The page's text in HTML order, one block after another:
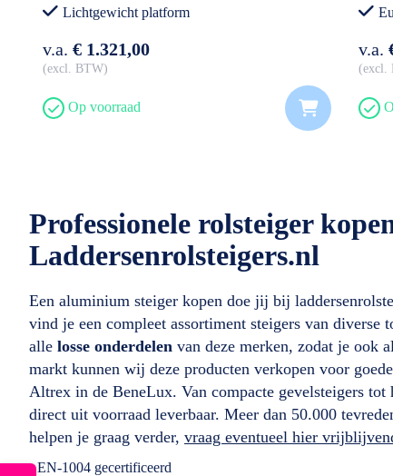
Lichtgewicht platform
v.a. € 1.321,00
excl. BTW
Op voorraad
v.a.
excl.
Professionele rolsteiger
Laddersenrolsteigers.nl
Een aluminium steiger kopen doe jij bij
vind je een compleet assortiment steigers van diverse
alle losse onderdelen van deze merken, zodat je ook
markt kunnen wij deze producten verkopen voor
Altrex in de BeneLux. Van compacte gevelsteigers tot
direct uit voorraad leverbaar. Meer dan 50.000
helpen je graag verder, vraag eventueel hier
- EN-1004 gecertificeerd